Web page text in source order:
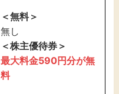
＜無料＞
無し
＜株主優待券＞
最大料金590円分が無
料